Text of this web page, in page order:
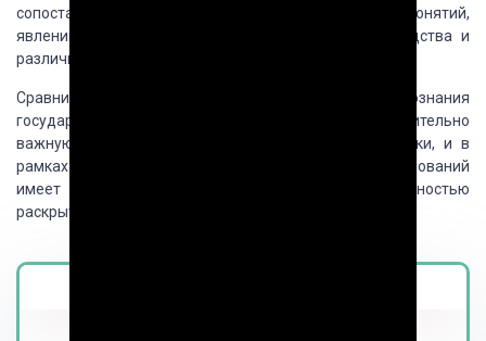
сопоставление однопорядковых юридических понятий,
явлений, процессов и выяснение между ними сходства и
различия.
Сравнительно-правовой метод является способом познания
государственно-правовых явлений, играющий исключительно
важную роль в системе методов юридической науки, и в
рамках методологии сравнительно-правовых исследований
имеет особый статус, позволяющий ему полностью
раскрыться.